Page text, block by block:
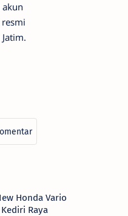
Honda Vario
Raya